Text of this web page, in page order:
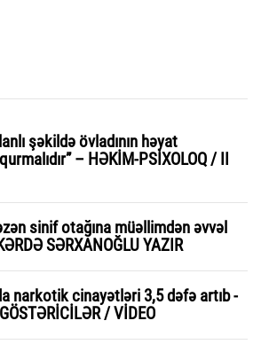
şəkildə övladının həyat
– HƏKİM-PSİXOLOQ / II
sinif otağına müəllimdən əvvəl
SƏRXANOĞLU YAZIR
narkotik cinayətləri 3,5 dəfə artıb -
/ VİDEO